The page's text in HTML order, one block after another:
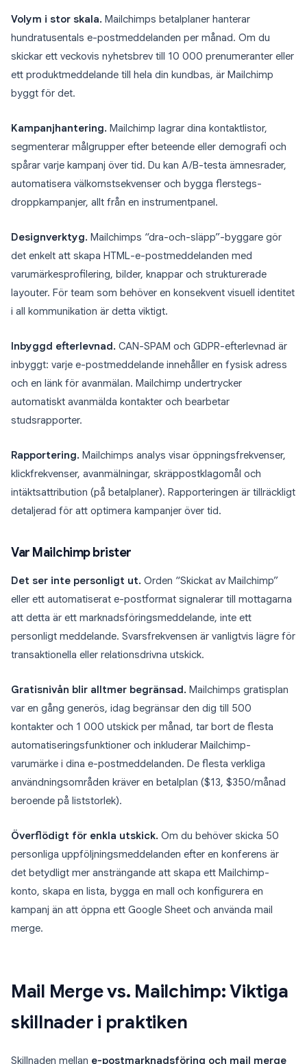
Volym i stor skala. Mailchimps betalplaner hanterar
hundratusentals e-postmeddelanden per månad. Om du
skickar ett veckovis nyhetsbrev till 10 000 prenumeranter eller
ett produktmeddelande till hela din kundbas, är Mailchimp
byggt för det.
Kampanjhantering. Mailchimp lagrar dina kontaktlistor,
segmenterar målgrupper efter beteende eller demografi och
spårar varje kampanj över tid. Du kan A/B-testa ämnesrader,
automatisera välkomstsekvenser och bygga flerstegs-
droppkampanjer, allt från en instrumentpanel.
Designverktyg. Mailchimps “dra-och-släpp”-byggare gör
det enkelt att skapa HTML-e-postmeddelanden med
varumärkesprofilering, bilder, knappar och strukturerade
layouter. För team som behöver en konsekvent visuell identitet
i all kommunikation är detta viktigt.
Inbyggd efterlevnad. CAN-SPAM och GDPR-efterlevnad är
inbyggt: varje e-postmeddelande innehåller en fysisk adress
och en länk för avanmälan. Mailchimp undertrycker
automatiskt avanmälda kontakter och bearbetar
studsrapporter.
Rapportering. Mailchimps analys visar öppningsfrekvenser,
klickfrekvenser, avanmälningar, skräppostklagomål och
intäktsattribution (på betalplaner). Rapporteringen är tillräckligt
detaljerad för att optimera kampanjer över tid.
Var Mailchimp brister
Det ser inte personligt ut. Orden “Skickat av Mailchimp”
eller ett automatiserat e-postformat signalerar till mottagarna
att detta är ett marknadsföringsmeddelande, inte ett
personligt meddelande. Svarsfrekvensen är vanligtvis lägre för
transaktionella eller relationsdrivna utskick.
Gratisnivån blir alltmer begränsad. Mailchimps gratisplan
var en gång generös, idag begränsar den dig till 500
kontakter och 1 000 utskick per månad, tar bort de flesta
automatiseringsfunktioner och inkluderar Mailchimp-
varumärke i dina e-postmeddelanden. De flesta verkliga
användningsområden kräver en betalplan ($13, $350/månad
beroende på liststorlek).
Överflödigt för enkla utskick. Om du behöver skicka 50
personliga uppföljningsmeddelanden efter en konferens är
det betydligt mer ansträngande att skapa ett Mailchimp-
konto, skapa en lista, bygga en mall och konfigurera en
kampanj än att öppna ett Google Sheet och använda mail
merge.
Mail Merge vs. Mailchimp: Viktiga
skillnader i praktiken
Skillnaden mellan e-postmarknadsföring och mail merge